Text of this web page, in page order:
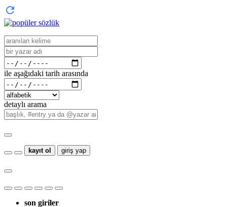
ile aşağıdaki tarih arasında
detaylı arama
kayıt ol giriş yap
son giriler